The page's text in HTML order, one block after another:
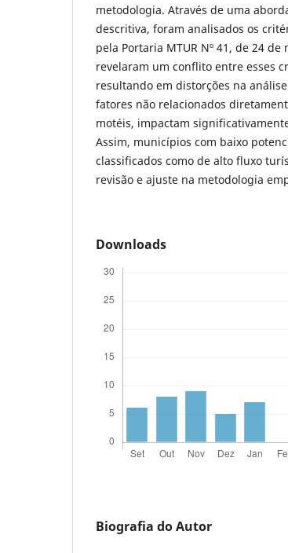
metodologia. Através de uma
descritiva, foram analisados os
pela Portaria MTUR Nº 41, de 24
revelaram um conflito entre esses
resultando em distorções na
fatores não relacionados
motéis, impactam
Assim, municípios com baixo
classificados como de alto fluxo
revisão e ajuste na metodologia
Downloads
Biografia do Autor